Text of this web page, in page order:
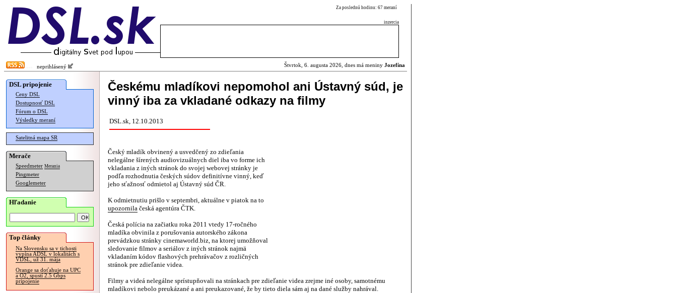
Za poslednú hodinu: 67 meraní
inzercia
neprihlásený Štvrtok, 6. augusta 2026, dnes má meniny Jozefína
DSL pripojenie
Ceny DSL
Dostupnosť DSL
Fórum o DSL
Výsledky meraní
Satelitná mapa SR
Merače
Speedmeter Merania
Pingmeter
Googlemeter
Hľadanie
Top články
Na Slovensku sa v tichosti
vypína ADSL v lokalitách s
VDSL, už 31. mája
Orange sa doťahuje na UPC
a O2, spustí 2.5 Gbps
pripojenie
Českému mladíkovi nepomohol ani Ústavný súd, je
vinný iba za vkladané odkazy na filmy
DSL.sk, 12.10.2013
Český mladík obvinený a usvedčený zo zdieľania
nelegálne šírených audiovizuálnych diel iba vo forme ich
vkladania z iných stránok do svojej webovej stránky je
podľa rozhodnutia českých súdov definitívne vinný, keď
jeho sťažnosť odmietol aj Ústavný súd ČR.
K odmietnutiu prišlo v septembri, aktuálne v piatok na to
upozornila česká agentúra ČTK.
Česká polícia na začiatku roka 2011 vtedy 17-ročného
mladíka obvinila z porušovania autorského zákona
prevádzkou stránky cinemaworld.biz, na ktorej umožňoval
sledovanie filmov a seriálov z iných stránok najmä
vkladaním kódov flashových prehrávačov z rozličných
stránok pre zdieľanie videa.
Filmy a videá nelegálne sprístupňovali na stránkach pre zdieľanie videa zrejme iné osoby, samotnému
mladíkovi nebolo preukázané a ani preukazované, že by tieto diela sám aj na dané služby nahrával.